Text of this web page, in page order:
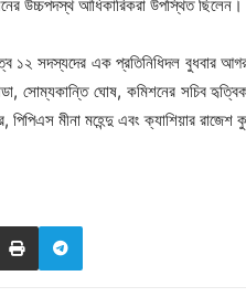
উচ্চপদস্থ আধিকারিকরা উপস্থিত ছিলেন।
১২ সদস্যদের এক প্রতিনিধিদল বুধবার
সোম্যকান্তি ঘোষ, কমিশনের সচিব হৃত্বিক
পিপিএস মীনা মহেন্দু এবং ক্যাশিয়ার রাজেশ